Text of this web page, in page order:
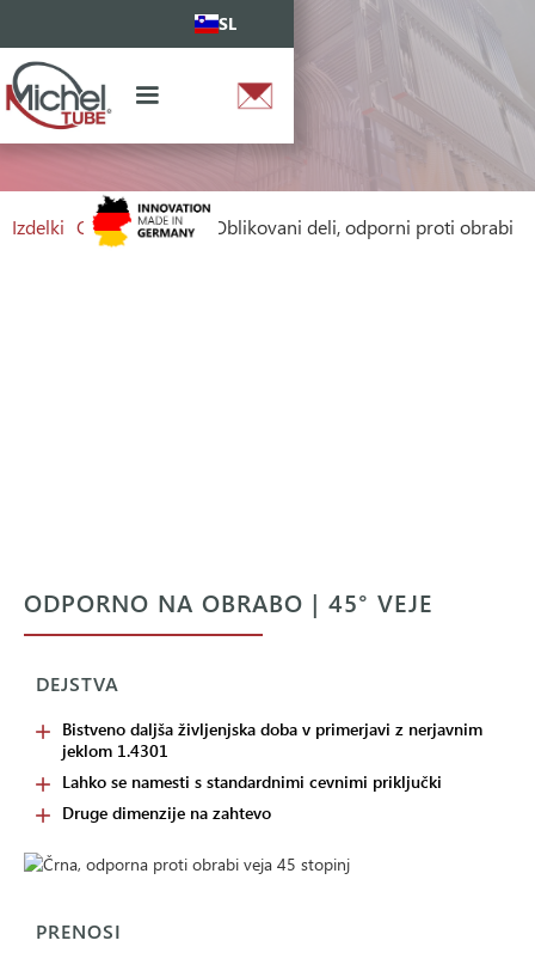
SL
Izdelki Oblikovani deli Oblikovani deli, odporni proti obrabi
ODPORNO NA OBRABO | 45° VEJE
DEJSTVA
Bistveno daljša življenjska doba v primerjavi z nerjavnim
jeklom 1.4301
Lahko se namesti s standardnimi cevnimi priključki
Druge dimenzije na zahtevo
PRENOSI